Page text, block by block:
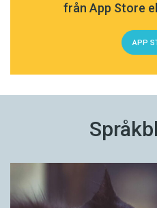
från App Store
APP